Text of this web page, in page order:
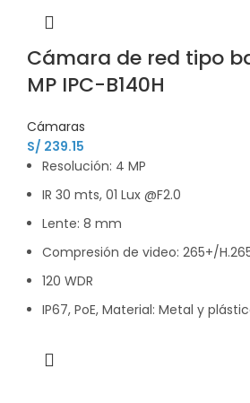
Cámara de red tipo
MP IPC-B140H
Cámaras
S/ 239.15
Resolución: 4 MP
IR 30 mts, 01 Lux @F2.0
Lente: 8 mm
Compresión de video: 265+/
120 WDR
IP67, PoE, Material: Metal y